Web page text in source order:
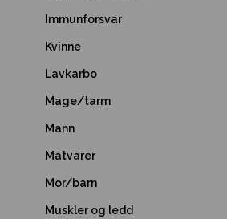
Immunforsvar
Kvinne
Lavkarbo
Mage/tarm
Mann
Matvarer
Mor/barn
Muskler og ledd